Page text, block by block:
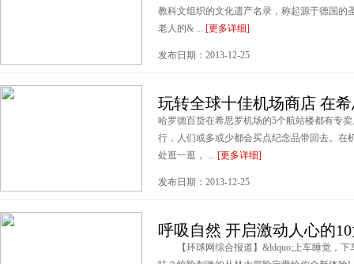
教科文组织的文化遗产名录，称起源于德国的
老人的& ... [更多详细]
发布日期：2013-12-25
玩转全球十佳机场商店 在
哈罗德百货在希思罗机场的5个航站楼都有
行，人们或多或少都会买点纪念品带回去。在
处逛一逛， ... [更多详细]
发布日期：2013-12-25
呼吸自然 开启激动人心的
【环球网综合报道】&ldquo;上车睡觉，下